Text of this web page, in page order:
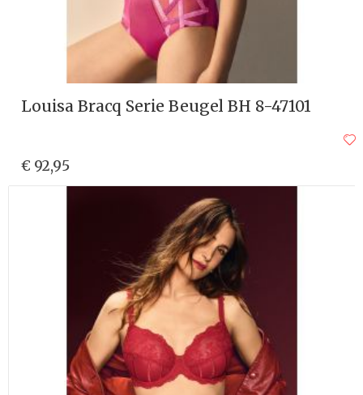
Louisa Bracq Serie Beugel BH 8-47101
€ 92,95